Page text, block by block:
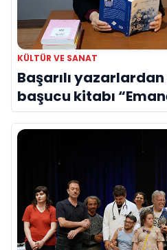
KÜLTÜR VE SANAT
Başarılı
başucu kitabı
yerini aldı